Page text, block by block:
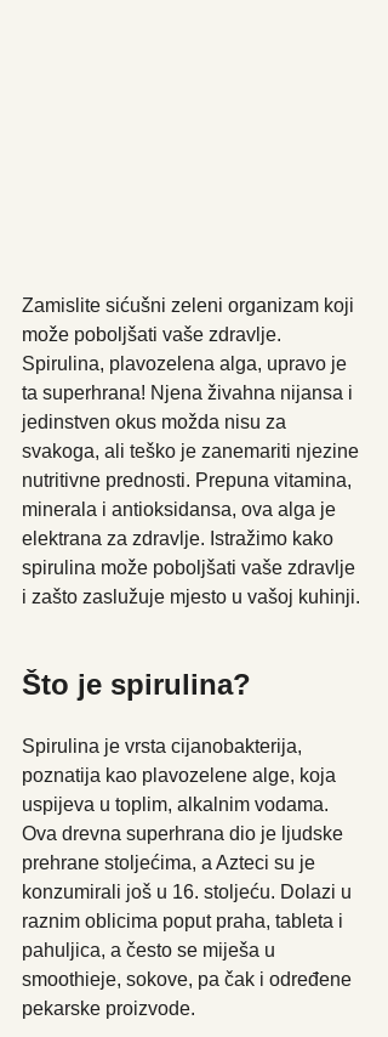
Zamislite sićušni zeleni organizam koji
može poboljšati vaše zdravlje.
Spirulina, plavozelena alga, upravo je
ta superhrana! Njena živahna nijansa i
jedinstven okus možda nisu za
svakoga, ali teško je zanemariti njezine
nutritivne prednosti. Prepuna vitamina,
minerala i antioksidansa, ova alga je
elektrana za zdravlje. Istražimo kako
spirulina može poboljšati vaše zdravlje
i zašto zaslužuje mjesto u vašoj kuhinji.
Što je spirulina?
Spirulina je vrsta cijanobakterija,
poznatija kao plavozelene alge, koja
uspijeva u toplim, alkalnim vodama.
Ova drevna superhrana dio je ljudske
prehrane stoljećima, a Azteci su je
konzumirali još u 16. stoljeću. Dolazi u
raznim oblicima poput praha, tableta i
pahuljica, a često se miješa u
smoothieje, sokove, pa čak i određene
pekarske proizvode.